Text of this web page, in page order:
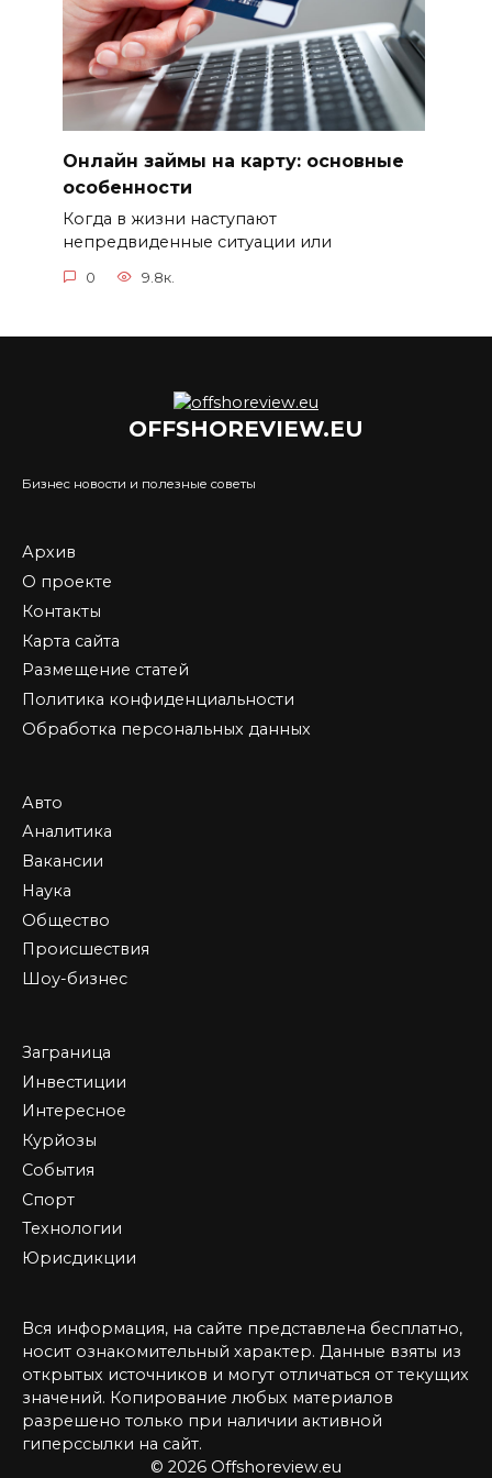
Онлайн займы на карту: основные
особенности
Когда в жизни наступают
непредвиденные ситуации или
0 9.8к.
OFFSHOREVIEW.EU
Бизнес новости и полезные советы
Архив
О проекте
Контакты
Карта сайта
Размещение статей
Политика конфиденциальности
Обработка персональных данных
Авто
Аналитика
Вакансии
Наука
Общество
Происшествия
Шоу-бизнес
Заграница
Инвестиции
Интересное
Курйозы
События
Спорт
Технологии
Юрисдикции
Вся информация, на сайте представлена бесплатно,
носит ознакомительный характер. Данные взяты из
открытых источников и могут отличаться от текущих
значений. Копирование любых материалов
разрешено только при наличии активной
гиперссылки на сайт.
© 2026 Offshoreview.eu